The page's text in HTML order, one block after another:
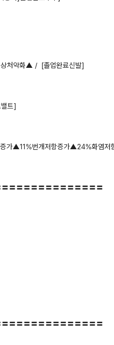
처악화▲ / [졸업완료신발]
트]
가▲11%번개저항증가▲24%화염
〓〓〓〓〓〓〓〓〓〓〓〓〓
〓〓〓〓〓〓〓〓〓〓〓〓〓